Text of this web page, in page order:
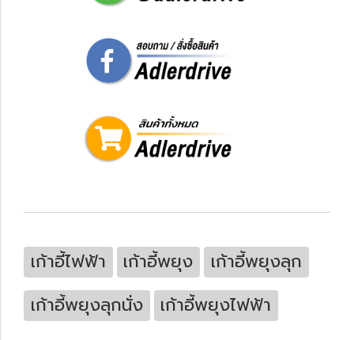
เก้าอี้ไฟฟ้า เก้าอี้พยุง
เก้าอี้พยุงลุก
เก้าอี้พยุงลุกนั่ง
เก้าอี้พยุงไฟฟ้า